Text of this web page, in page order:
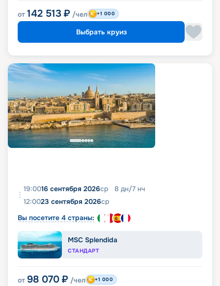
от 142 513 ₽ /чел +1 000
Выбрать круиз
19:0016 сентября 2026ср 8 дн/7 нч
12:0023 сентября 2026ср
Вы посетите 4 страны:
MSC Splendida
СТАНДАРТ
от 98 070 ₽ /чел +1 000